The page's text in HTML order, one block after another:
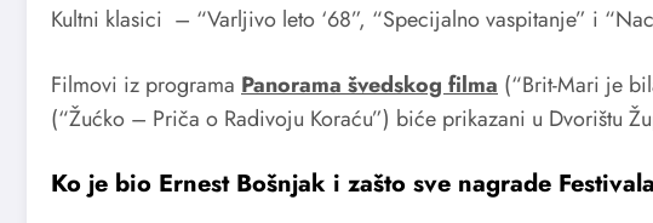
Kultni klasici – “Varljivo leto ‘68”, “Specijalno vaspitanje” i
Filmovi iz programa Panorama švedskog filma (“Brit-Mari je
(“Žućko – Priča o Radivoju Koraću”) biće prikazani u Dvorištu
Ko je bio Ernest Bošnjak i zašto sve nagrade